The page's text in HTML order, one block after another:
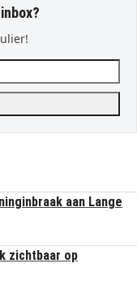
aan Lange
zichtbaar op